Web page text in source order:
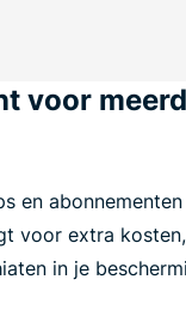
voor
en
voor extra
in je